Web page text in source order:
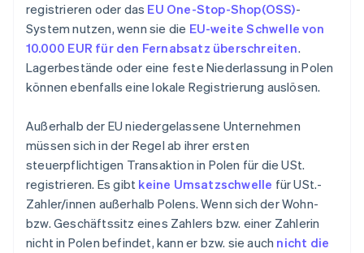
registrieren oder das EU One-Stop-Shop(OSS)-
System nutzen, wenn sie die EU-weite Schwelle von
10.000 EUR für den Fernabsatz überschreiten.
Lagerbestände oder eine feste Niederlassung in Polen
können ebenfalls eine lokale Registrierung auslösen.
Außerhalb der EU niedergelassene Unternehmen
müssen sich in der Regel ab ihrer ersten
steuerpflichtigen Transaktion in Polen für die USt.
registrieren. Es gibt keine Umsatzschwelle für USt.-
Zahler/innen außerhalb Polens. Wenn sich der Wohn-
bzw. Geschäftssitz eines Zahlers bzw. einer Zahlerin
nicht in Polen befindet, kann er bzw. sie auch nicht die